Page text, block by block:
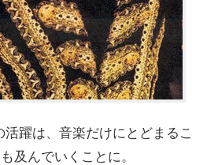
活躍は、音楽だけにとどまるこ
及んでいくことに。